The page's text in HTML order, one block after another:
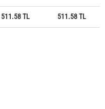
511.58 TL 511.58 TL